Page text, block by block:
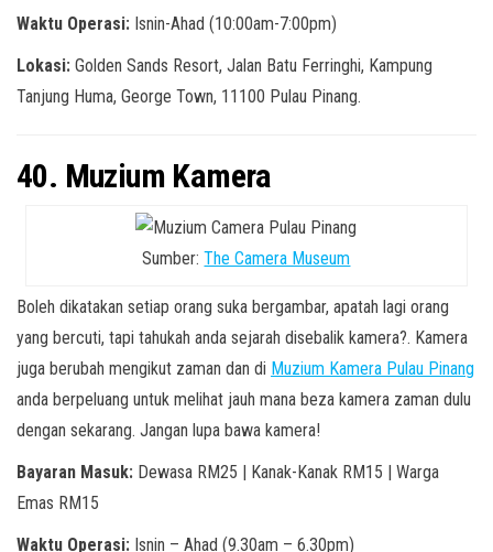
Waktu Operasi: Isnin-Ahad (10:00am-7:00pm)
Lokasi: Golden Sands Resort, Jalan Batu Ferringhi, Kampung
Tanjung Huma, George Town, 11100 Pulau Pinang.
40. Muzium Kamera
Sumber:The Camera Museum
Boleh dikatakan setiap orang suka bergambar, apatah lagi orang
yang bercuti, tapi tahukah anda sejarah disebalik kamera?. Kamera
juga berubah mengikut zaman dan di Muzium Kamera Pulau Pinang
anda berpeluang untuk melihat jauh mana beza kamera zaman dulu
dengan sekarang. Jangan lupa bawa kamera!
Bayaran Masuk: Dewasa RM25 | Kanak-Kanak RM15 | Warga
Emas RM15
Waktu Operasi: Isnin – Ahad (9.30am – 6.30pm)